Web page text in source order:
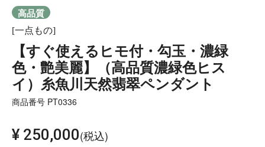
高品質
[一点もの]
【すぐ使えるヒモ付・勾玉・濃緑
色・艶美麗】（高品質濃緑色ヒス
イ）糸魚川天然翡翠ペンダント
商品番号 PT0336
¥ 250,000 税込